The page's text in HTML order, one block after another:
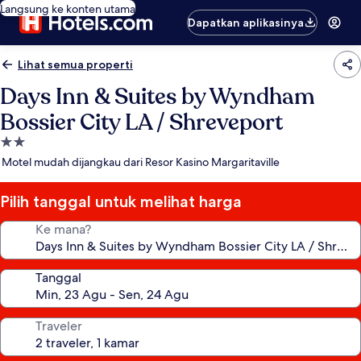
Langsung ke konten utama
Dapatkan aplikasinya
Lihat semua properti
Days Inn & Suites by Wyndham
Bossier City LA / Shreveport
Properti
bintang
Motel mudah dijangkau dari Resor Kasino Margaritaville
Pilih tanggal untuk melihat harga
Ke mana?
Tanggal
Traveler